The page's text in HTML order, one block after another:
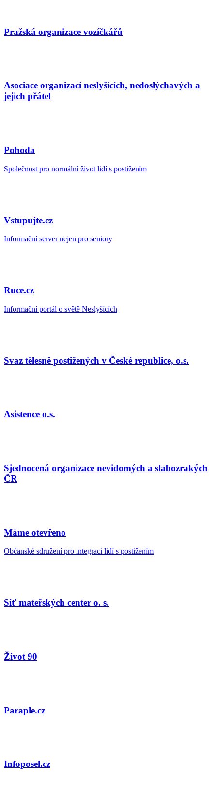
Pražská organizace vozíčkářů
Asociace organizací neslyšících, nedoslýchavých a
jejich přátel
Pohoda
Společnost pro normální život lidí s postižením
Vstupujte.cz
Informační server nejen pro seniory
Ruce.cz
Informační portál o světě Neslyšících
Svaz tělesně postižených v České republice, o.s.
Asistence o.s.
Sjednocená organizace nevidomých a slabozrakých
ČR
Máme otevřeno
Občanské sdružení pro integraci lidí s postižením
Síť mateřských center o. s.
Život 90
Paraple.cz
Infoposel.cz